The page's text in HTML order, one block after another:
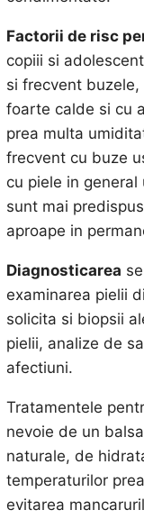
Factorii de risc
copiii si
si frecvent
foarte calde si cu
prea multa
frecvent cu buze
cu piele in
sunt mai
aproape in
Diagnosticarea
examinarea pielii
solicita si biopsii
pielii, analize de
afectiuni.
Tratamentele
nevoie de un
naturale, de
temperaturilor
evitarea